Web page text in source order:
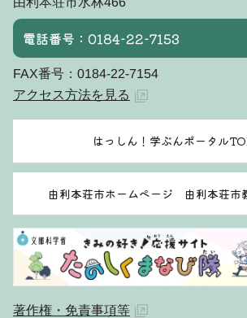
電話番号：0184-22-7153
FAX番号：0184-22-7154
アクセス方法を見る
はっしん！学ぶんポータル
由利本荘市ホームページ 由利本荘市
著作権・免責事項等